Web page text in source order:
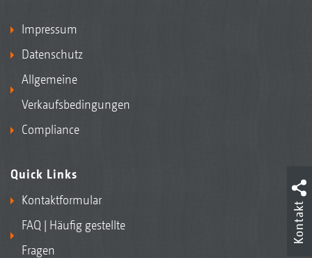
Impressum
Datenschutz
Allgemeine
Verkaufsbedingungen
Compliance
Quick Links
Kontaktformular
FAQ | Häufig gestellte
Fragen
Kontakt